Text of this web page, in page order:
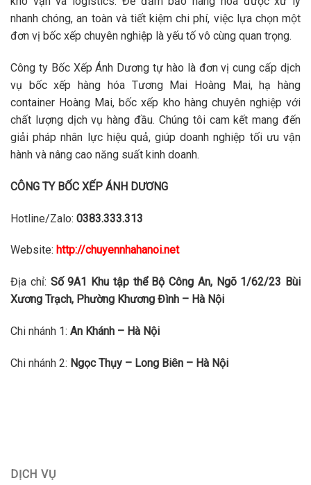
nhanh chóng, an toàn và tiết kiệm chi phí, việc lựa chọn một
đơn vị bốc xếp chuyên nghiệp là yếu tố vô cùng quan trọng.
Công ty Bốc Xếp Ánh Dương tự hào là đơn vị cung cấp dịch
vụ bốc xếp hàng hóa Tương Mai Hoàng Mai, hạ hàng
container Hoàng Mai, bốc xếp kho hàng chuyên nghiệp với
chất lượng dịch vụ hàng đầu. Chúng tôi cam kết mang đến
giải pháp nhân lực hiệu quả, giúp doanh nghiệp tối ưu vận
hành và nâng cao năng suất kinh doanh.
CÔNG TY BỐC XẾP ÁNH DƯƠNG
Hotline/Zalo: 0383.333.313
Website: http://chuyennhahanoi.net
Địa chỉ: Số 9A1 Khu tập thể Bộ Công An, Ngõ 1/62/23 Bùi
Xương Trạch, Phường Khương Đình – Hà Nội
Chi nhánh 1: An Khánh – Hà Nội
Chi nhánh 2: Ngọc Thụy – Long Biên – Hà Nội
DỊCH VỤ